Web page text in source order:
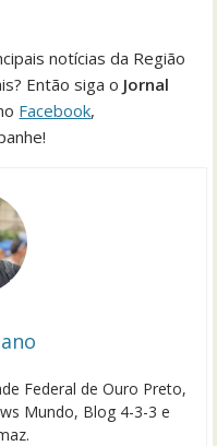
notícias da Região
Então siga o Jornal
Facebook,
Federal de Ouro Preto,
Mundo, Blog 4-3-3 e